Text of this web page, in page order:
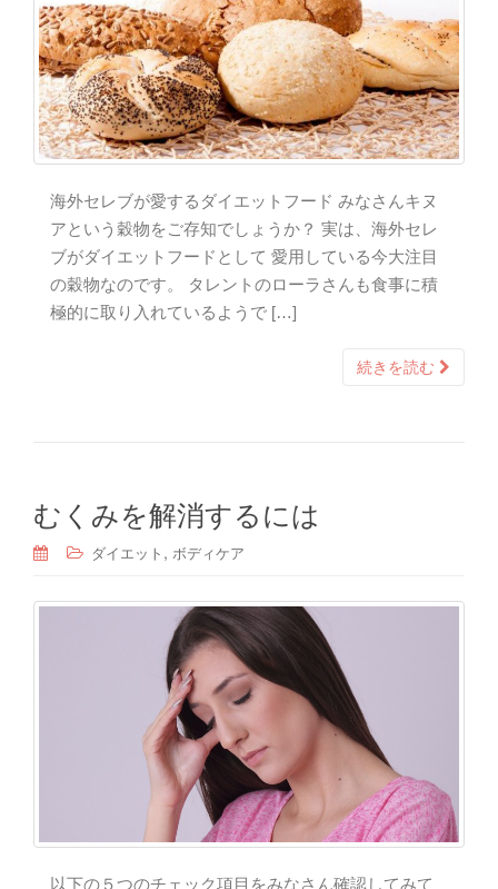
海外セレブが愛するダイエットフード みなさんキヌ
アという穀物をご存知でしょうか？ 実は、海外セレ
ブがダイエットフードとして 愛用している今大注目
の穀物なのです。 タレントのローラさんも食事に積
極的に取り入れているようで […]
続きを読む
むくみを解消するには
ダイエット , ボディケア
以下の５つのチェック項目をみなさん確認してみて